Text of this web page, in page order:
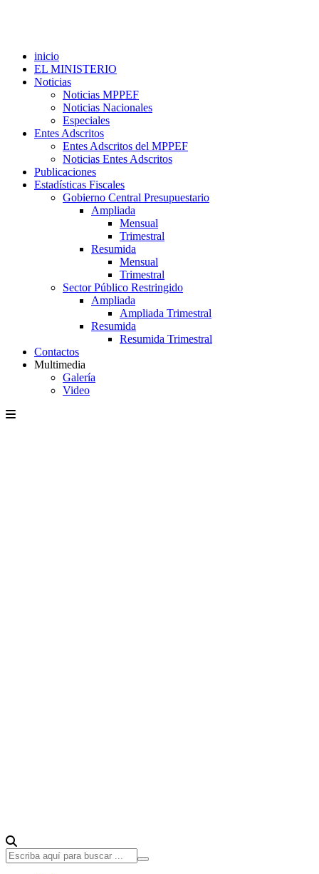
inicio
EL MINISTERIO
Noticias
Noticias MPPEF
Noticias Nacionales
Especiales
Entes Adscritos
Entes Adscritos del MPPEF
Noticias Entes Adscritos
Publicaciones
Estadísticas Fiscales
Gobierno Central Presupuestario
Ampliada
Mensual
Trimestral
Resumida
Mensual
Trimestral
Sector Público Restringido
Ampliada
Ampliada Trimestral
Resumida
Resumida Trimestral
Contactos
Multimedia
Galería
Video